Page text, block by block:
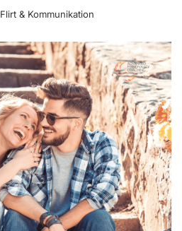
Flirt & Kommunikation